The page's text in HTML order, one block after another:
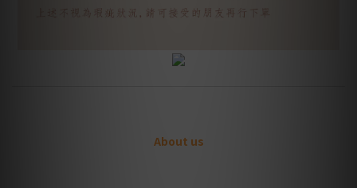
About us